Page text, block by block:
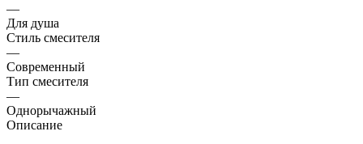
—
Для душа
Стиль смесителя
—
Современный
Тип смесителя
—
Однорычажный
Описание